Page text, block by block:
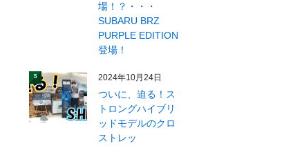
場！？・・・
SUBARU BRZ
PURPLE EDITION
登場！
5 2024年10月24日
ついに、迫る！ス
トロングハイブリ
ッドモデルのクロ
ストレッ